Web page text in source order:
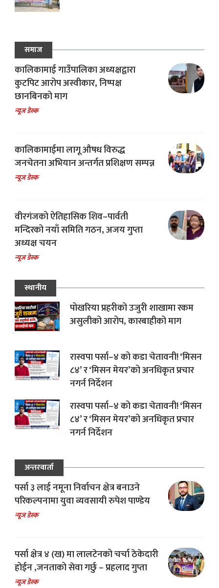
समाज
कालिकामाई गाउँपालिका अध्यक्षद्वारा
कुटपिट आरोप अस्वीकार, निष्पक्ष
छानबिनको माग
न्यूज डेस्क
कालिकामाईमा लागू औषध विरुद्ध
जनचेतना अभियान अन्तर्गत प्रशिक्षण सम्पन्न
न्यूज डेस्क
वीरगंजको ऐतिहासिक शिव–पार्वती
मन्दिरको नयाँ समिति गठन, अजय गुप्ता
अध्यक्ष चयन
न्यूज डेस्क
स्थानीय
पोखरिया प्रहरीको उजुरी शाखामा रकम
असुलीको आरोप, कारबाहीको माग
रास्वपा पर्सा–४ को कडा चेतावनी! ‘मिसन
८४’ र ‘मिसन मेयर’को अनधिकृत प्रचार
नगर्न निर्देशन
रास्वपा पर्सा–४ को कडा चेतावनी! ‘मिसन
८४’ र ‘मिसन मेयर’को अनधिकृत प्रचार
नगर्न निर्देशन
अन्तरवार्ता
पर्सा ३ लाई नमूना निर्वाचन क्षेत्र बनाउने
परिकल्पनामा युवा व्यवसायी रुपेश पाण्डेय
न्यूज डेस्क
पर्सा क्षेत्र ४ (ख) मा लालटेनको चर्चा ठेकेदारी
होईन ,जनताको सेवा गर्छु – प्रहलाद गुप्ता
न्यूज डेस्क